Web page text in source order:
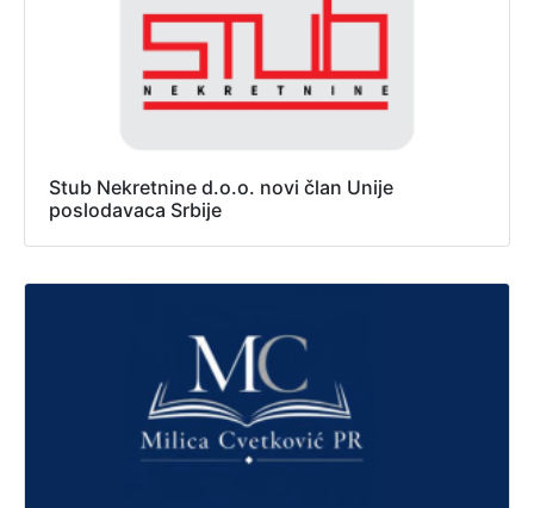
Stub Nekretnine d.o.o. novi član Unije
poslodavaca Srbije